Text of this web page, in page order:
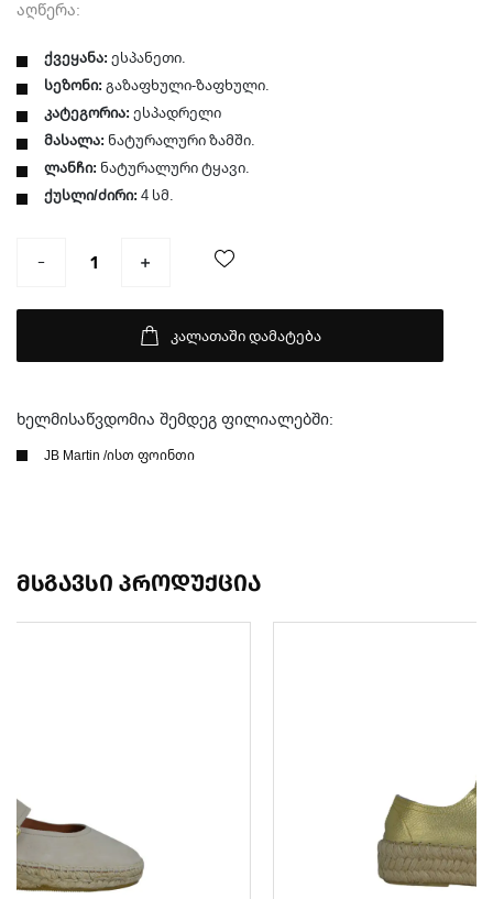
აღწერა:
ქვეყანა: ესპანეთი.
სეზონი: გაზაფხული-ზაფხული.
კატეგორია: ესპადრელი
მასალა: ნატურალური ზამში.
ლანჩი: ნატურალური ტყავი.
ქუსლი/ძირი: 4 სმ.
კალათაში დამატება
ხელმისაწვდომია შემდეგ ფილიალებში:
JB Martin /ისთ ფოინთი
მსგავსი პროდუქცია